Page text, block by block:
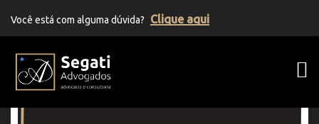
Você está com alguma dúvida? Clique aqui